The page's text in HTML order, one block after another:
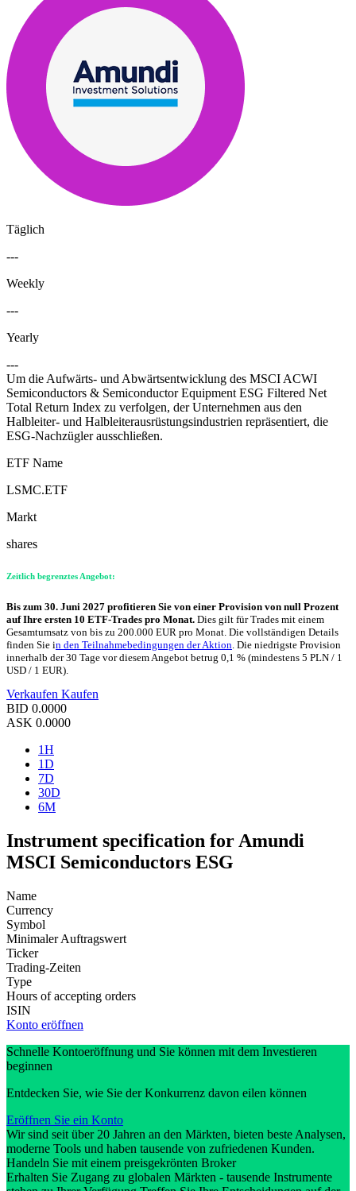
Täglich
---
Weekly
---
Yearly
---
Um die Aufwärts- und Abwärtsentwicklung des MSCI ACWI
Semiconductors & Semiconductor Equipment ESG Filtered Net
Total Return Index zu verfolgen, der Unternehmen aus den
Halbleiter- und Halbleiterausrüstungsindustrien repräsentiert, die
ESG-Nachzügler ausschließen.
ETF Name
LSMC.ETF
Markt
shares
Zeitlich begrenztes Angebot:
Bis zum 30. Juni 2027 profitieren Sie von einer Provision von null Prozent
auf Ihre ersten 10 ETF-Trades pro Monat. Dies gilt für Trades mit einem
Gesamtumsatz von bis zu 200.000 EUR pro Monat. Die vollständigen Details
finden Sie in den Teilnahmebedingungen der Aktion. Die niedrigste Provision
innerhalb der 30 Tage vor diesem Angebot betrug 0,1 % (mindestens 5 PLN / 1
USD / 1 EUR).
Verkaufen Kaufen
BID 0.0000
ASK 0.0000
1H
1D
7D
30D
6M
Instrument specification for Amundi
MSCI Semiconductors ESG
Name
Currency
Symbol
Minimaler Auftragswert
Ticker
Trading-Zeiten
Type
Hours of accepting orders
ISIN
Konto eröffnen
Schnelle Kontoeröffnung und Sie können mit dem Investieren
beginnen
Entdecken Sie, wie Sie der Konkurrenz davon eilen können
Eröffnen Sie ein Konto
Wir sind seit über 20 Jahren an den Märkten, bieten beste Analysen,
moderne Tools und haben tausende von zufriedenen Kunden.
Handeln Sie mit einem preisgekrönten Broker
Erhalten Sie Zugang zu globalen Märkten - tausende Instrumente